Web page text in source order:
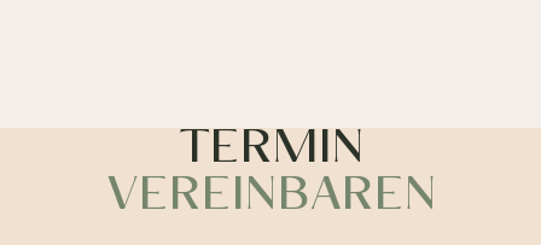
TERMIN
VEREINBAREN